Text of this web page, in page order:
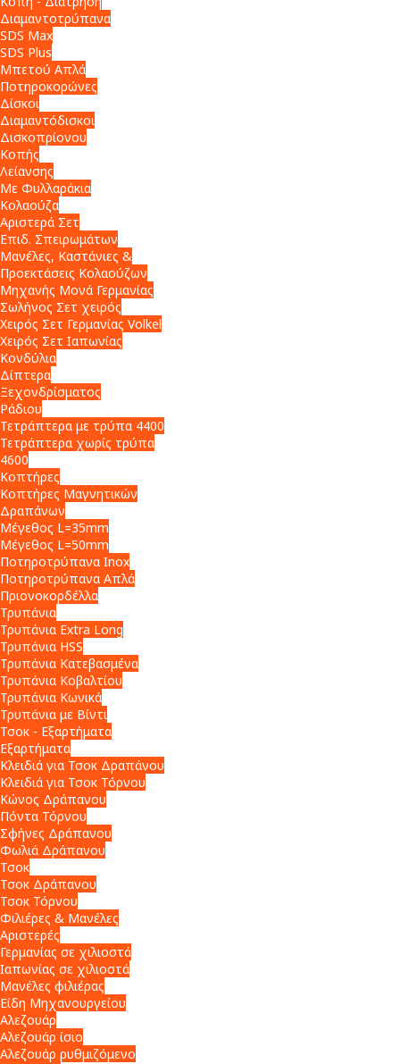
Διαμαντοτρύπανα
SDS Max
SDS Plus
Μπετού Απλά
Ποτηροκορώνες
Δίσκοι
Διαμαντόδισκοι
Δισκοπρίονου
Κοπής
Λείανσης
Με Φυλλαράκια
Κολαούζα
Αριστερά Σετ
Επιδ. Σπειρωμάτων
Μανέλες, Καστάνιες &
Προεκτάσεις Κολαούζων
Μηχανής Μονά Γερμανίας
Σωλήνος Σετ χειρός
Χειρός Σετ Γερμανίας Volkel
Χειρός Σετ Ιαπωνίας
Κονδύλια
Δίπτερα
Ξεχονδρίσματος
Ράδιου
Τετράπτερα με τρύπα 4400
Τετράπτερα χωρίς τρύπα
4600
Κοπτήρες
Κοπτήρες Μαγνητικών
Δραπάνων
Μέγεθος L=35mm
Μέγεθος L=50mm
Ποτηροτρύπανα Inox
Ποτηροτρύπανα Απλά
Πριονοκορδέλλα
Τρυπάνια
Τρυπάνια Extra Long
Τρυπάνια HSS
Τρυπάνια Κατεβασμένα
Τρυπάνια Κοβαλτίου
Τρυπάνια Κωνικά
Τρυπάνια με Βίντι
Τσοκ - Εξαρτήματα
Εξαρτήματα
Κλειδιά για Τσοκ Δραπάνου
Κλειδιά για Τσοκ Τόρνου
Κώνος Δράπανου
Πόντα Τόρνου
Σφήνες Δράπανου
Φωλιά Δράπανου
Τσοκ
Τσοκ Δράπανου
Τσοκ Τόρνου
Φιλιέρες & Μανέλες
Αριστερές
Γερμανίας σε χιλιοστά
Ιαπωνίας σε χιλιοστά
Μανέλες φιλιέρας
Είδη Μηχανουργείου
Αλεζουάρ
Αλεζουάρ ίσιο
Αλεζουάρ ρυθμιζόμενο